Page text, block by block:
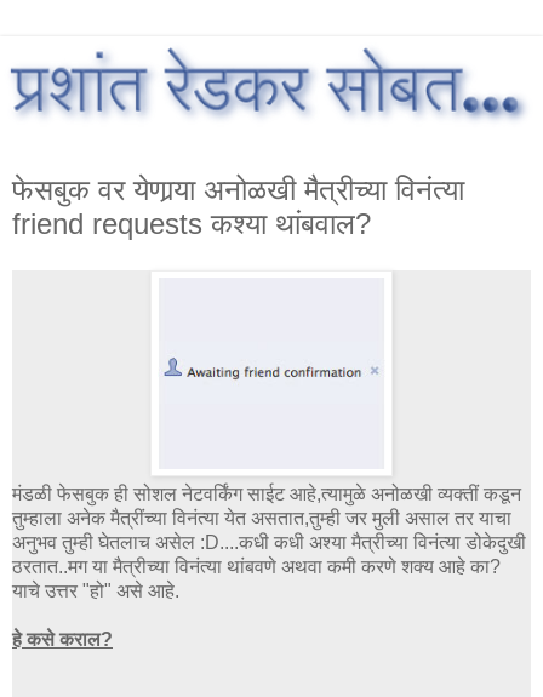
फेसबुक वर येणार्‍या अनोळखी मैत्रीच्या विनंत्या
friend requests कश्या थांबवाल?
मंडळी फेसबुक ही सोशल नेटवर्किंग साईट आहे,त्यामुळे अनोळखी व्यक्तीं कडून
तुम्हाला अनेक मैत्रींच्या विनंत्या येत असतात,तुम्ही जर मुली असाल तर याचा
अनुभव तुम्ही घेतलाच असेल :D....कधी कधी अश्या मैत्रीच्या विनंत्या डोकेदुखी
ठरतात..मग या मैत्रीच्या विनंत्या थांबवणे अथवा कमी करणे शक्य आहे का?
याचे उत्तर "हो" असे आहे.
हे कसे कराल?